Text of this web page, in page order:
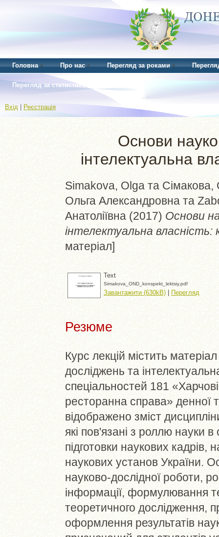
Головна Про нас Перегляд за роками
Перегляд за статистикою
Вхід Реєстрація
Основи
інтелектуальна
Simakova, Olga та Сімакова,
Ольга Александровна та
Анатоліївна (2017) Основи
інтелектуальна власність:
матеріал]
Text
Simakova_OND_konspekt_lektsiy.pdf
Завантажити (630kB) | Перегляд
Резюме
Курс лекцій містить
досліджень та
спеціальностей 181
ресторанна справа» денної
відображено зміст
які пов'язані з роллю науки
підготовки наукових кадрів,
наукових установ України.
науково-дослідної роботи,
інформації, формулювання
теоретичного дослідження,
оформлення результатів